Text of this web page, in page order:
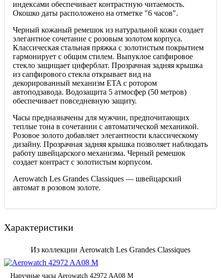
индексами обеспечивает контрастную читаемость.
Окошко даты расположено на отметке "6 часов".
Черный кожаный ремешок из натуральной кожи создает
элегантное сочетание с розовым золотом корпуса.
Классическая стальная пряжка с золотистым покрытием
гармонирует с общим стилем. Выпуклое сапфировое
стекло защищает циферблат. Прозрачная задняя крышка
из сапфирового стекла открывает вид на
декорированный механизм ETA с ротором
автоподзавода. Водозащита 5 атмосфер (50 метров)
обеспечивает повседневную защиту.
Часы предназначены для мужчин, предпочитающих
теплые тона в сочетании с автоматической механикой.
Розовое золото добавляет элегантности классическому
дизайну. Прозрачная задняя крышка позволяет наблюдать
работу швейцарского механизма. Черный ремешок
создает контраст с золотистым корпусом.
Aerowatch Les Grandes Classiques — швейцарский
автомат в розовом золоте.
Характеристики
Из коллекции Aerowatch Les Grandes Classiques
Наручные часы Aerowatch 42972 AA08 M